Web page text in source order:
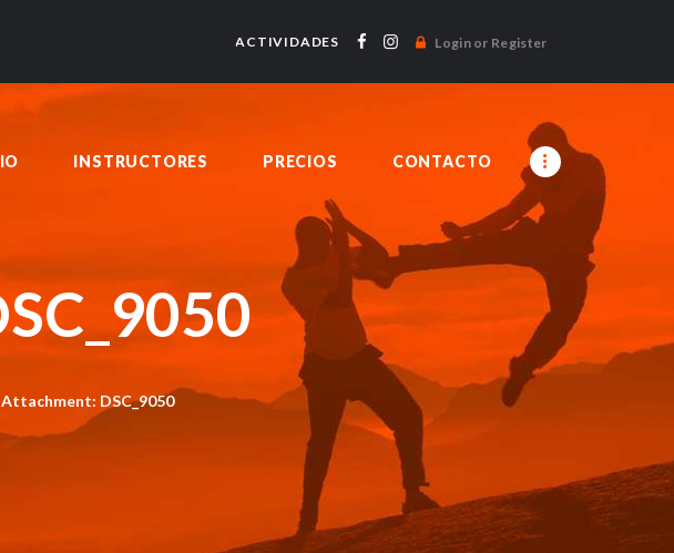
ACTIVIDADES Login or Register
INSTRUCTORES PRECIOS CONTACTO
Attachment: DSC_9050